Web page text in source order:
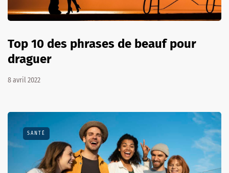
Top 10 des phrases de beauf pour
draguer
8 avril 2022
SANTÉ